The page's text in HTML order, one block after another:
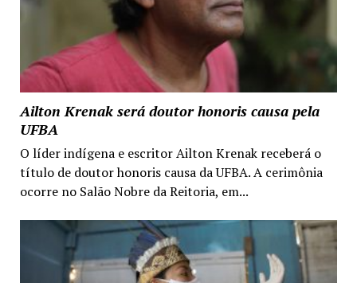
Ailton Krenak será doutor honoris causa pela
UFBA
O líder indígena e escritor Ailton Krenak receberá o
título de doutor honoris causa da UFBA. A cerimônia
ocorre no Salão Nobre da Reitoria, em...